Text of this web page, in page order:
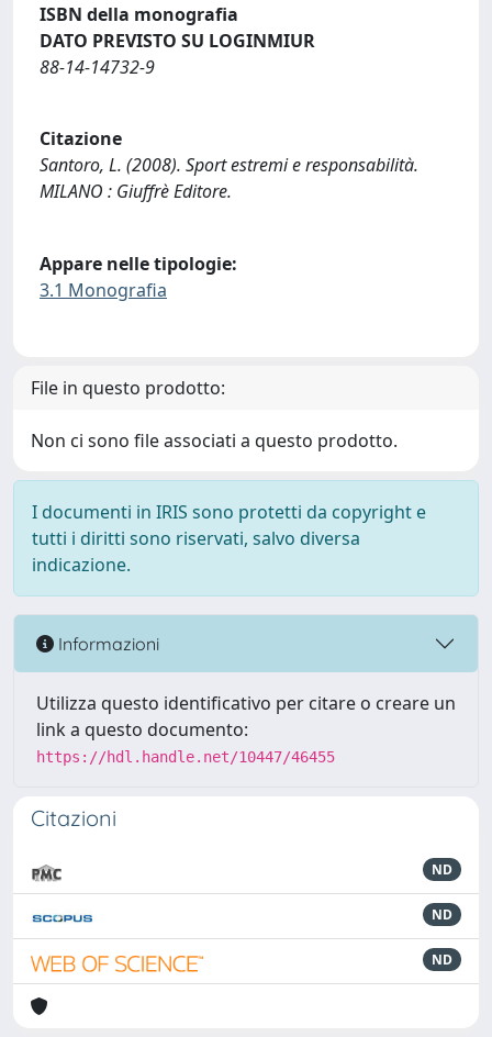
ISBN della monografia
DATO PREVISTO SU LOGINMIUR
88-14-14732-9
Citazione
Santoro, L. (2008). Sport estremi e responsabilità.
MILANO : Giuffrè Editore.
Appare nelle tipologie:
3.1 Monografia
File in questo prodotto:
Non ci sono file associati a questo prodotto.
I documenti in IRIS sono protetti da copyright e
tutti i diritti sono riservati, salvo diversa
indicazione.
Informazioni
Utilizza questo identificativo per citare o creare un
link a questo documento:
https://hdl.handle.net/10447/46455
Citazioni
ND
ND
ND